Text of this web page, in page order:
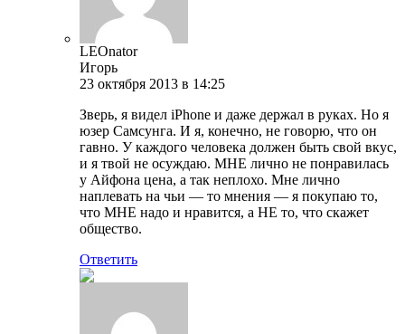
LEOnator
Игорь
23 октября 2013 в 14:25
Зверь, я видел iPhone и даже держал в руках. Но я
юзер Самсунга. И я, конечно, не говорю, что он
гавно. У каждого человека должен быть свой вкус,
и я твой не осуждаю. МНЕ лично не понравилась
у Айфона цена, а так неплохо. Мне лично
наплевать на чьи — то мнения — я покупаю то,
что МНЕ надо и нравится, а НЕ то, что скажет
общество.
Ответить